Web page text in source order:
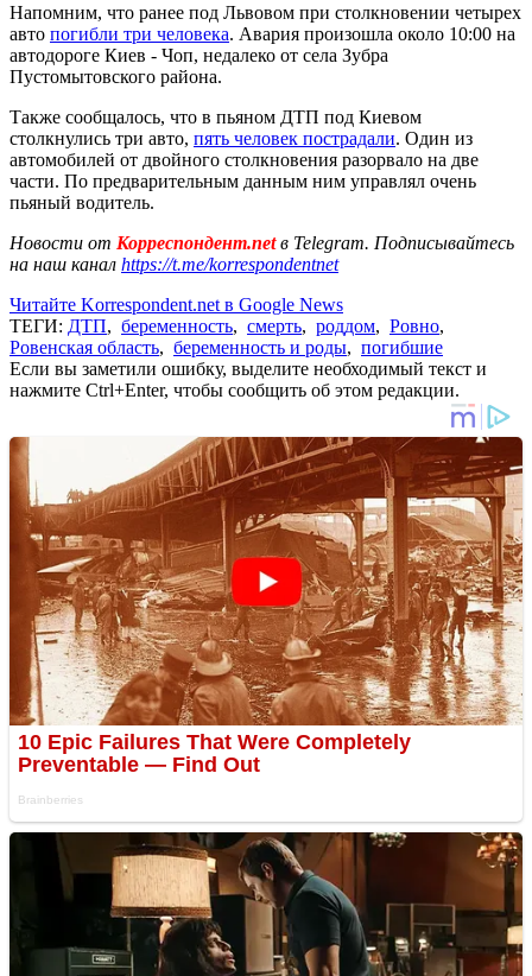
Напомним, что ранее под Львовом при столкновении четырех
авто погибли три человека. Авария произошла около 10:00 на
автодороге Киев - Чоп, недалеко от села Зубра
Пустомытовского района.
Также сообщалось, что в пьяном ДТП под Киевом
столкнулись три авто, пять человек пострадали. Один из
автомобилей от двойного столкновения разорвало на две
части. По предварительным данным ним управлял очень
пьяный водитель.
Новости от Корреспондент.netв Telegram. Подписывайтесь
на наш канал https://t.me/korrespondentnet
Читайте Korrespondent.net в Google News
ТЕГИ: ДТП, беременность, смерть, роддом, Ровно,
Ровенская область, беременность и роды, погибшие
Если вы заметили ошибку, выделите необходимый текст и
нажмите Ctrl+Enter, чтобы сообщить об этом редакции.